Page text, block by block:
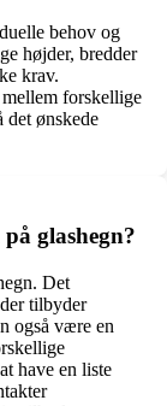
behov og
højder, bredder
krav.
forskellige
det ønskede
glashegn?
Det
tilbyder
også være en
have en liste